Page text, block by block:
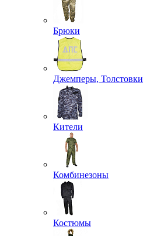
Брюки
Джемперы, Толстовки
Кители
Комбинезоны
Костюмы